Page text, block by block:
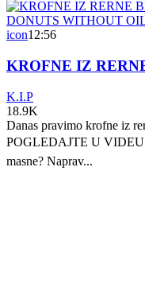
icon12:56
KROFNE IZ
K.I.P
18.9K
Danas pravimo krofne iz
POGLEDAJTE U
masne? Naprav...